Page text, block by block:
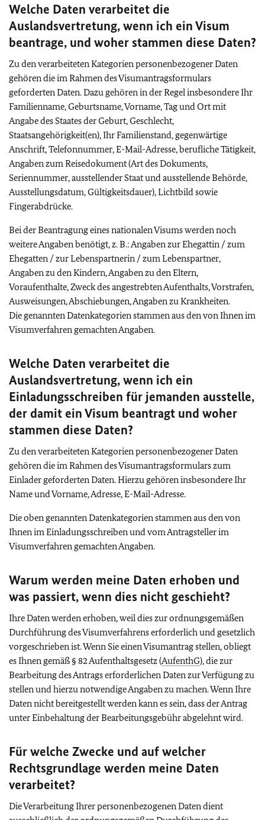
Welche Daten verarbeitet die
Auslandsvertretung, wenn ich ein Visum
beantrage, und woher stammen diese Daten?
Zu den verarbeiteten Kategorien personenbezogener Daten
gehören die im Rahmen des Visumantragsformulars
geforderten Daten. Dazu gehören in der Regel insbesondere Ihr
Familienname, Geburtsname, Vorname, Tag und Ort mit
Angabe des Staates der Geburt, Geschlecht,
Staatsangehörigkeit(en), Ihr Familienstand, gegenwärtige
Anschrift, Telefonnummer, E-Mail-Adresse, berufliche Tätigkeit,
Angaben zum Reisedokument (Art des Dokuments,
Seriennummer, ausstellender Staat und ausstellende Behörde,
Ausstellungsdatum, Gültigkeitsdauer), Lichtbild sowie
Fingerabdrücke.
Bei der Beantragung eines nationalen Visums werden noch
weitere Angaben benötigt, z. B.: Angaben zur Ehegattin / zum
Ehegatten / zur Lebenspartnerin / zum Lebenspartner,
Angaben zu den Kindern, Angaben zu den Eltern,
Voraufenthalte, Zweck des angestrebten Aufenthalts, Vorstrafen,
Ausweisungen, Abschiebungen, Angaben zu Krankheiten.
Die genannten Datenkategorien stammen aus den von Ihnen im
Visumverfahren gemachten Angaben.
Welche Daten verarbeitet die
Auslandsvertretung, wenn ich ein
Einladungsschreiben für jemanden ausstelle,
der damit ein Visum beantragt und woher
stammen diese Daten?
Zu den verarbeiteten Kategorien personenbezogener Daten
gehören die im Rahmen des Visumantragsformulars zum
Einlader geforderten Daten. Hierzu gehören insbesondere Ihr
Name und Vorname, Adresse, E-Mail-Adresse.
Die oben genannten Datenkategorien stammen aus den von
Ihnen im Einladungsschreiben und vom Antragsteller im
Visumverfahren gemachten Angaben.
Warum werden meine Daten erhoben und
was passiert, wenn dies nicht geschieht?
Ihre Daten werden erhoben, weil dies zur ordnungsgemäßen
Durchführung des Visumverfahrens erforderlich und gesetzlich
vorgeschrieben ist. Wenn Sie einen Visumantrag stellen, obliegt
es Ihnen gemäß § 82 Aufenthaltsgesetz (AufenthG), die zur
Bearbeitung des Antrags erforderlichen Daten zur Verfügung zu
stellen und hierzu notwendige Angaben zu machen. Wenn Ihre
Daten nicht bereitgestellt werden kann es sein, dass der Antrag
unter Einbehaltung der Bearbeitungsgebühr abgelehnt wird.
Für welche Zwecke und auf welcher
Rechtsgrundlage werden meine Daten
verarbeitet?
Die Verarbeitung Ihrer personenbezogenen Daten dient